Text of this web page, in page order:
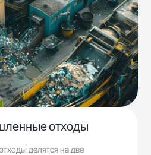
отходы
делятся на две